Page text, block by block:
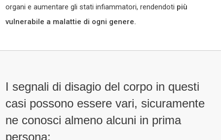
organi e aumentare gli stati infiammatori, rendendoti più
vulnerabile a malattie di ogni genere.
I segnali di disagio del corpo in questi
casi possono essere vari, sicuramente
ne conosci almeno alcuni in prima
persona: